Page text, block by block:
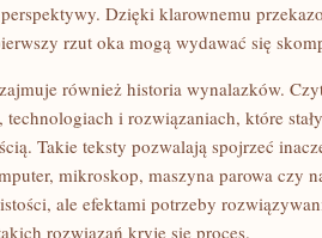
Dzięki klarownemu
rzut oka mogą wydawać się
również historia wynalazków.
i rozwiązaniach, które
Takie teksty pozwalają spojrzeć
mikroskop, maszyna parowa czy
ale efektami potrzeby
rozwiązań kryje się proces.